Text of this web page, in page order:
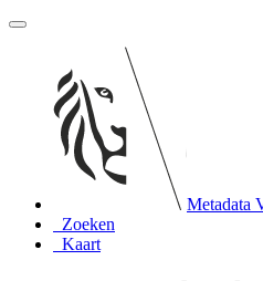
Metadata
Zoeken
Kaart